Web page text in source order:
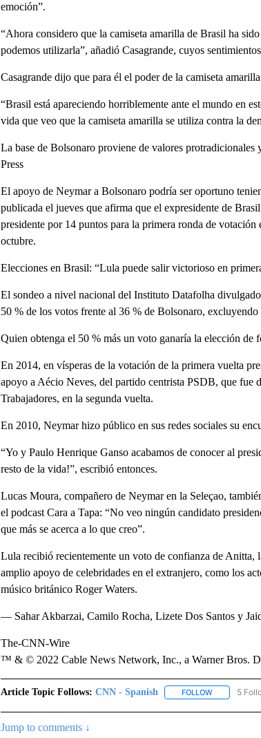
emoción”.
“Ahora considero que la camiseta amarilla de Brasil ha
podemos utilizarla”, añadió Casagrande, cuyos
Casagrande dijo que para él el poder de la camiseta
“Brasil está apareciendo horriblemente ante el mundo en
vida que veo que la camiseta amarilla se utiliza contra la
La base de Bolsonaro proviene de valores
Press
El apoyo de Neymar a Bolsonaro podría ser oportuno
publicada el jueves que afirma que el expresidente de
presidente por 14 puntos para la primera ronda de
octubre.
Elecciones en Brasil: “Lula puede salir victorioso en
El sondeo a nivel nacional del Instituto Datafolha
50 % de los votos frente al 36 % de Bolsonaro,
Quien obtenga el 50 % más un voto ganaría la elección de
En 2014, en vísperas de la votación de la primera vuelta
apoyo a Aécio Neves, del partido centrista PSDB, que
Trabajadores, en la segunda vuelta.
En 2010, Neymar hizo público en sus redes sociales su
“Yo y Paulo Henrique Ganso acabamos de conocer al
resto de la vida!”, escribió entonces.
Lucas Moura, compañero de Neymar en la Seleçao,
el podcast Cara a Tapa: “No veo ningún candidato
que más se acerca a lo que creo”.
Lula recibió recientemente un voto de confianza de
amplio apoyo de celebridades en el extranjero, como los
músico británico Roger Waters.
— Sahar Akbarzai, Camilo Rocha, Lizete Dos Santos y
The-CNN-Wire
™ & © 2022 Cable News Network, Inc., a Warner Bros.
Article Topic Follows: CNN - Spanish FOLLOWFOLLOW
5
Jump to comments ↓